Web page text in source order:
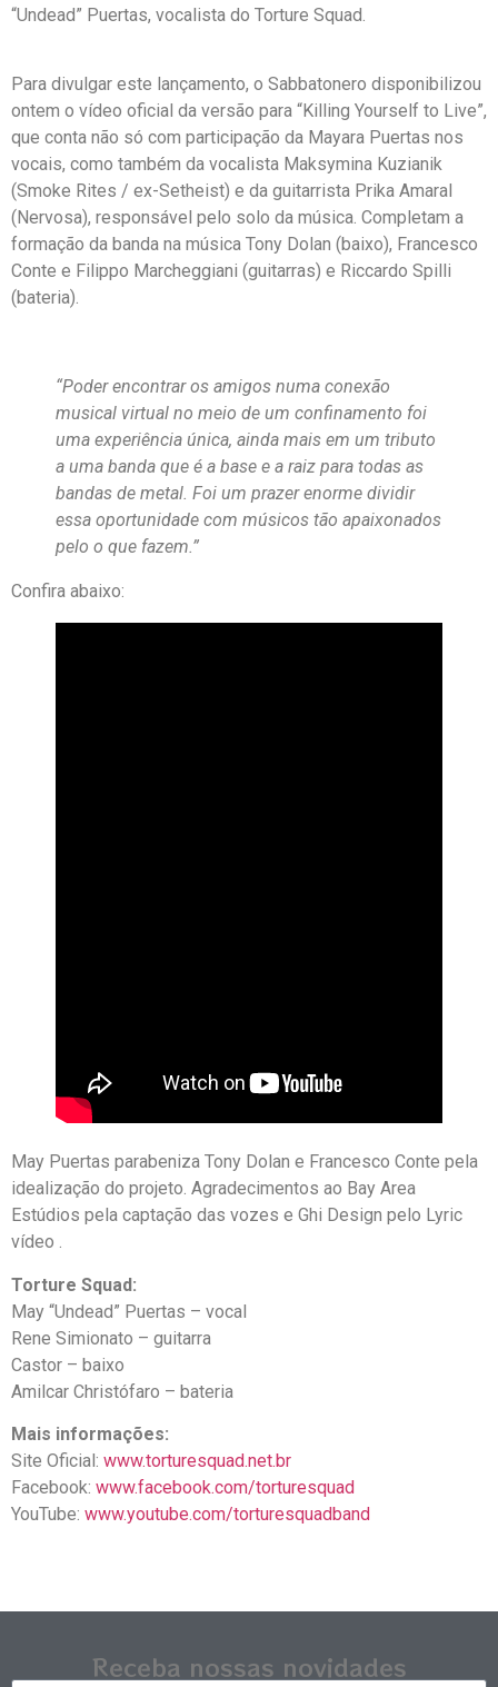
“Undead” Puertas, vocalista do Torture Squad.
Para divulgar este lançamento, o Sabbatonero disponibilizou
ontem o vídeo oficial da versão para “Killing Yourself to Live”,
que conta não só com participação da Mayara Puertas nos
vocais, como também da vocalista Maksymina Kuzianik
(Smoke Rites / ex-Setheist) e da guitarrista Prika Amaral
(Nervosa), responsável pelo solo da música. Completam a
formação da banda na música Tony Dolan (baixo), Francesco
Conte e Filippo Marcheggiani (guitarras) e Riccardo Spilli
(bateria).
“Poder encontrar os amigos numa conexão
musical virtual no meio de um confinamento foi
uma experiência única, ainda mais em um tributo
a uma banda que é a base e a raiz para todas as
bandas de metal. Foi um prazer enorme dividir
essa oportunidade com músicos tão apaixonados
pelo o que fazem.”
Confira abaixo:
May Puertas parabeniza Tony Dolan e Francesco Conte pela
idealização do projeto. Agradecimentos ao Bay Area
Estúdios pela captação das vozes e Ghi Design pelo Lyric
vídeo .
Torture Squad:
May “Undead” Puertas – vocal
Rene Simionato – guitarra
Castor – baixo
Amilcar Christófaro – bateria
Mais informações:
Site Oficial: www.torturesquad.net.br
Facebook: www.facebook.com/torturesquad
YouTube: www.youtube.com/torturesquadband
Receba nossas novidades